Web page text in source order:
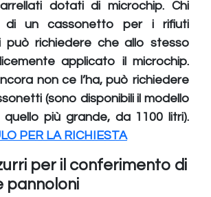
dotati di microchip. Chi
di un cassonetto per i rifiuti
può richiedere che allo stesso
applicato il microchip.
non ce l’ha, può richiedere
(sono disponibili il modello
più grande, da 1100 litri).
PER LA RICHIESTA
per il conferimento di
pannoloni